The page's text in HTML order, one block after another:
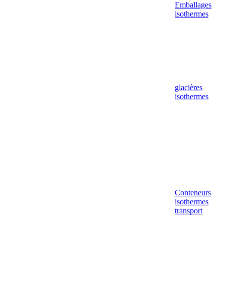
Emballages
isothermes
glacières
isothermes
Conteneurs
isothermes
transport